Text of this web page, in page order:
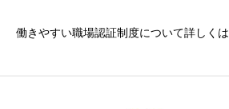
働きやすい職場認証制度について詳しくは